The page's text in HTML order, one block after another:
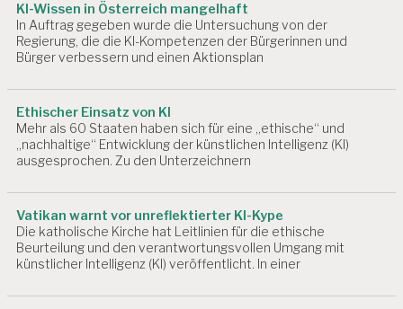
KI-Wissen in Österreich mangelhaft
In Auftrag gegeben wurde die Untersuchung von der
Regierung, die die KI-Kompetenzen der Bürgerinnen und
Bürger verbessern und einen Aktionsplan
Ethischer Einsatz von KI
Mehr als 60 Staaten haben sich für eine „ethische“ und
„nachhaltige“ Entwicklung der künstlichen Intelligenz (KI)
ausgesprochen. Zu den Unterzeichnern
Vatikan warnt vor unreflektierter KI-Kype
Die katholische Kirche hat Leitlinien für die ethische
Beurteilung und den verantwortungsvollen Umgang mit
künstlicher Intelligenz (KI) veröffentlicht. In einer